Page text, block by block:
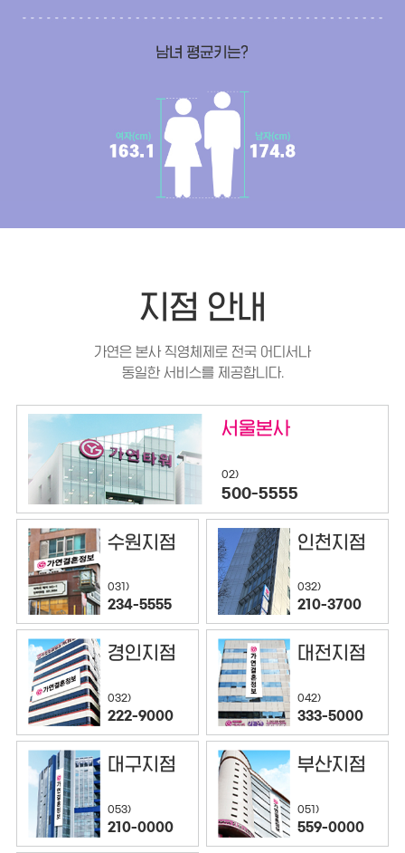
지점 안내
가연은 본사 직영체제로 전국 어디서나
동일한 서비스를 제공합니다.
서울본사
02)
500-5555
수원지점
031)
234-5555
인천지점
032)
210-3700
경인지점
032)
222-9000
대전지점
042)
333-5000
대구지점
053)
210-0000
부산지점
051)
559-0000